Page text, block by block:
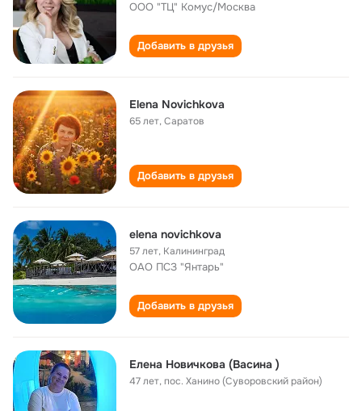
ООО "ТЦ" Комус/Москва
Добавить в друзья
Elena Novichkova
65 лет,Саратов
Добавить в друзья
elena novichkova
57 лет, Калининград
ОАО ПСЗ "Янтарь"
Добавить в друзья
Елена Новичкова (Васина )
47 лет,пос. Ханино (Суворовский район)